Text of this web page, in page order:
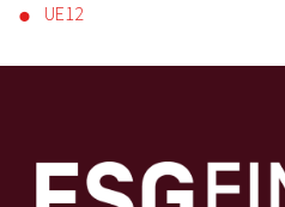
UE12